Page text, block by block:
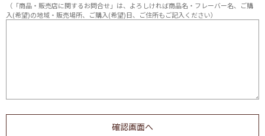
（「商品・販売店に関するお問合せ」は、よろしければ商品名・フレーバー名、ご購
入(希望)の地域・販売場所、ご購入(希望)日、ご住所もご記入ください）